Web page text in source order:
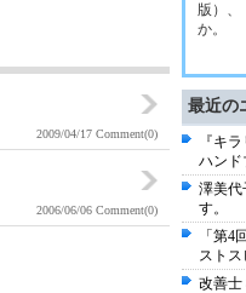
2009/04/17 Comment(0)
2006/06/06 Comment(0)
版）、
か。
最近の
『キ
ハンド
澤美代
す。
「第
ストス
改善士